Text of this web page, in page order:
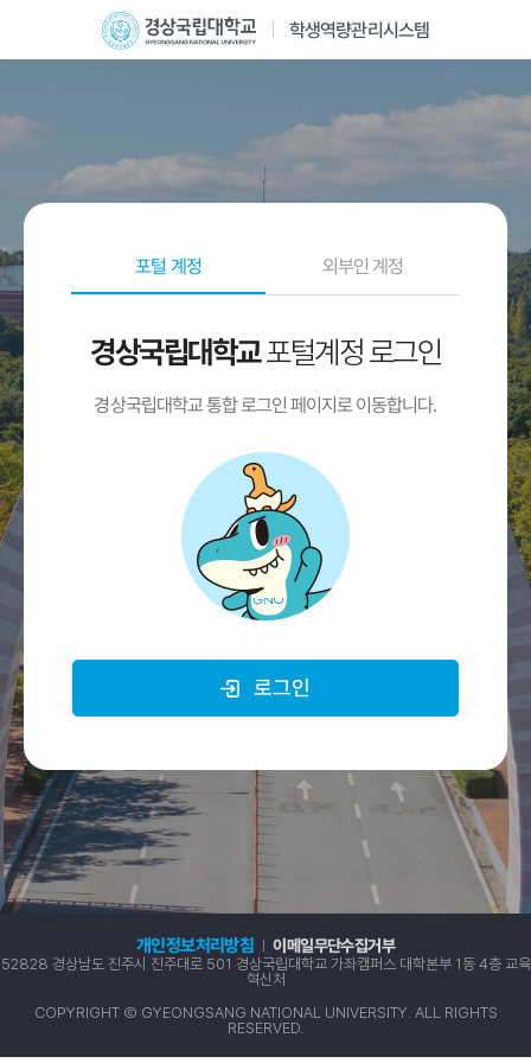
학생역량관리시스템
포털 계정 외부인 계정
경상국립대학교포털계정 로그인
경상국립대학교 통합 로그인 페이지로 이동합니다.
로그인
개인정보처리방침 이메일무단수집거부
52828 경상남도 진주시 진주대로 501 경상국립대학교 가좌캠퍼스 대학본부 1동 4층 교육
혁신처
COPYRIGHT Ⓒ GYEONGSANG NATIONAL UNIVERSITY. ALL RIGHTS
RESERVED.